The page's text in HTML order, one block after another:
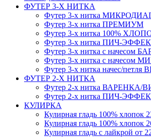
ФУТЕР 3-Х НИТКА
Футер 3-х нитка
Футер 3-х нитка ПРЕМИУМ
Футер 3-х нитка 100%
Футер 3-х нитка ПИЧ-
Футер 3-х нитка с начесом
Футер 3-х нитка с начесом
Футер 3-х нитка начес/
ФУТЕР 2-Х НИТКА
Футер 2-х нитка ВАРЕНКА/
Футер 2-х нитка ПИЧ-
КУЛИРКА
Кулирная гладь 100% хлопок
Кулирная гладь 100% хлопок
Кулирная гладь с лайкрой от